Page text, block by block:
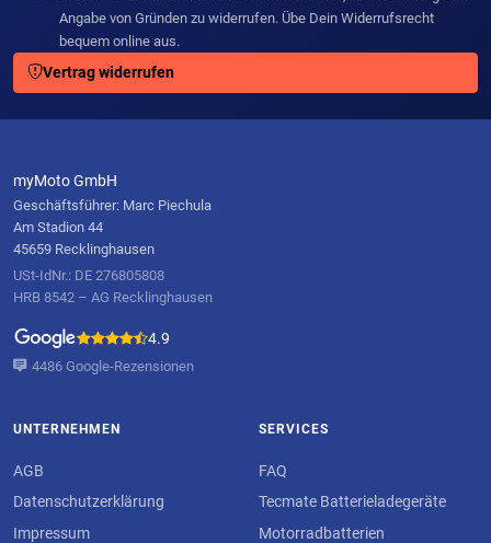
Angabe von Gründen zu widerrufen. Übe Dein Widerrufsrecht
bequem online aus.
Vertrag widerrufen
myMoto GmbH
Geschäftsführer: Marc Piechula
Am Stadion 44
45659 Recklinghausen
USt-IdNr.: DE 276805808
HRB 8542 – AG Recklinghausen
4.9
4486 Google-Rezensionen
UNTERNEHMEN
AGB
Datenschutzerklärung
Impressum
SERVICES
FAQ
Tecmate Batterieladegeräte
Motorradbatterien